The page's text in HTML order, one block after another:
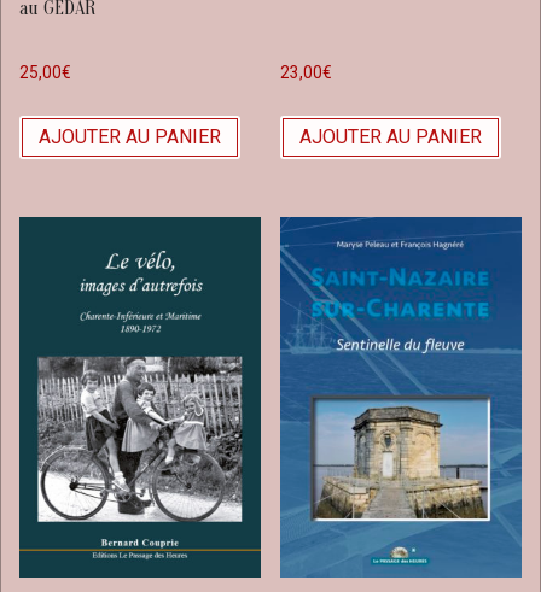
au GEDAR
25,00€
AJOUTER AU PANIER
23,00€
AJOUTER AU PANIER